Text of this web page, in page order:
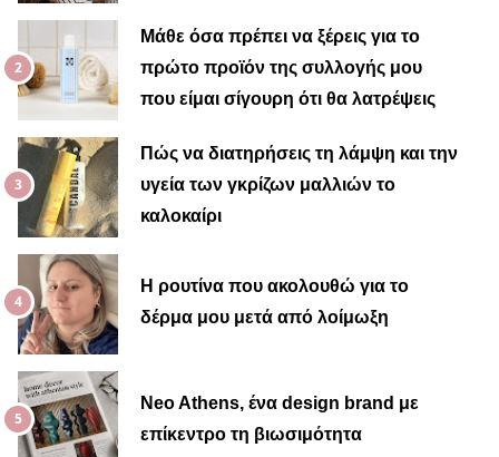
Μάθε όσα πρέπει να ξέρεις για το
πρώτο προϊόν της συλλογής μου
που είμαι σίγουρη ότι θα λατρέψεις
Πώς να διατηρήσεις τη λάμψη και την
υγεία των γκρίζων μαλλιών το
καλοκαίρι
Η ρουτίνα που ακολουθώ για το
δέρμα μου μετά από λοίμωξη
Neo Athens, ένα design brand με
επίκεντρο τη βιωσιμότητα